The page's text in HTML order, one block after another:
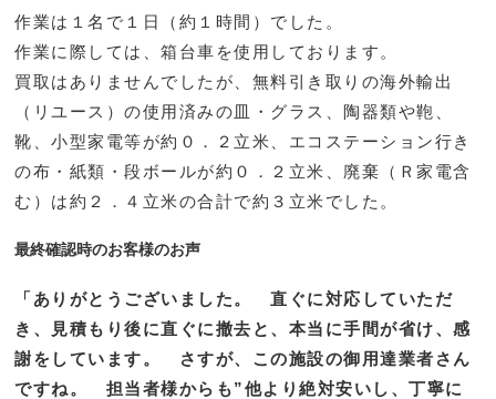
作業は１名で１日（約１時間）でした。
作業に際しては、箱台車を使用しております。
買取はありませんでしたが、無料引き取りの海外輸出
（リユース）の使用済みの皿・グラス、陶器類や鞄、
靴、小型家電等が約０．２立米、エコステーション行き
の布・紙類・段ボールが約０．２立米、廃棄（Ｒ家電含
む）は約２．４立米の合計で約３立米でした。
最終確認時のお客様のお声
「ありがとうございました。 直ぐに対応していただ
き、見積もり後に直ぐに撤去と、本当に手間が省け、感
謝をしています。 さすが、この施設の御用達業者さん
ですね。 担当者様からも”他より絶対安いし、丁寧に